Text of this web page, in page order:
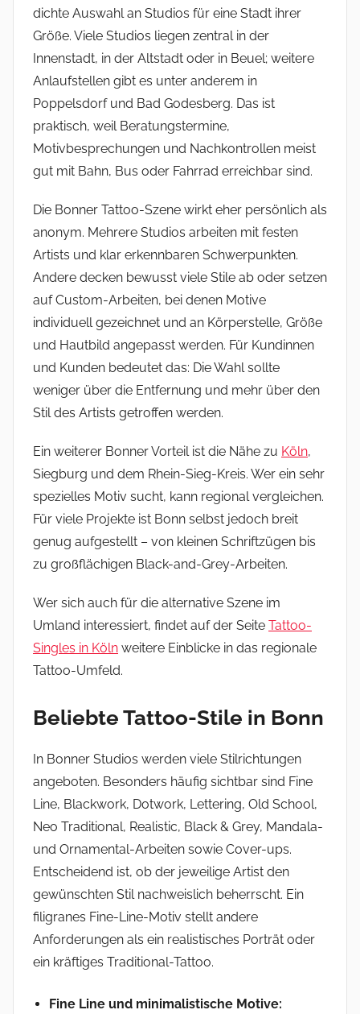
dichte Auswahl an Studios für eine Stadt ihrer
Größe. Viele Studios liegen zentral in der
Innenstadt, in der Altstadt oder in Beuel; weitere
Anlaufstellen gibt es unter anderem in
Poppelsdorf und Bad Godesberg. Das ist
praktisch, weil Beratungstermine,
Motivbesprechungen und Nachkontrollen meist
gut mit Bahn, Bus oder Fahrrad erreichbar sind.
Die Bonner Tattoo-Szene wirkt eher persönlich als
anonym. Mehrere Studios arbeiten mit festen
Artists und klar erkennbaren Schwerpunkten.
Andere decken bewusst viele Stile ab oder setzen
auf Custom-Arbeiten, bei denen Motive
individuell gezeichnet und an Körperstelle, Größe
und Hautbild angepasst werden. Für Kundinnen
und Kunden bedeutet das: Die Wahl sollte
weniger über die Entfernung und mehr über den
Stil des Artists getroffen werden.
Ein weiterer Bonner Vorteil ist die Nähe zu Köln,
Siegburg und dem Rhein-Sieg-Kreis. Wer ein sehr
spezielles Motiv sucht, kann regional vergleichen.
Für viele Projekte ist Bonn selbst jedoch breit
genug aufgestellt – von kleinen Schriftzügen bis
zu großflächigen Black-and-Grey-Arbeiten.
Wer sich auch für die alternative Szene im
Umland interessiert, findet auf der Seite Tattoo-
Singles in Köln weitere Einblicke in das regionale
Tattoo-Umfeld.
Beliebte Tattoo-Stile in Bonn
In Bonner Studios werden viele Stilrichtungen
angeboten. Besonders häufig sichtbar sind Fine
Line, Blackwork, Dotwork, Lettering, Old School,
Neo Traditional, Realistic, Black & Grey, Mandala-
und Ornamental-Arbeiten sowie Cover-ups.
Entscheidend ist, ob der jeweilige Artist den
gewünschten Stil nachweislich beherrscht. Ein
filigranes Fine-Line-Motiv stellt andere
Anforderungen als ein realistisches Porträt oder
ein kräftiges Traditional-Tattoo.
Fine Line und minimalistische Motive: